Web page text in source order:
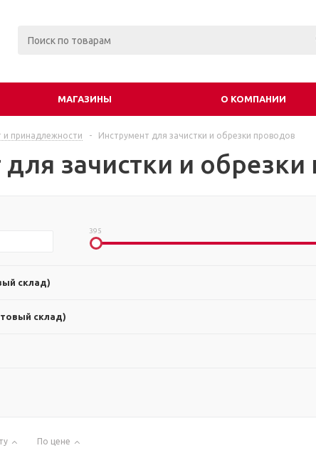
МАГАЗИНЫ О КОМПАНИИ
и принадлежности - Инструмент для зачистки и обрезки проводов
зачистки и
395
склад)
склад)
По цене